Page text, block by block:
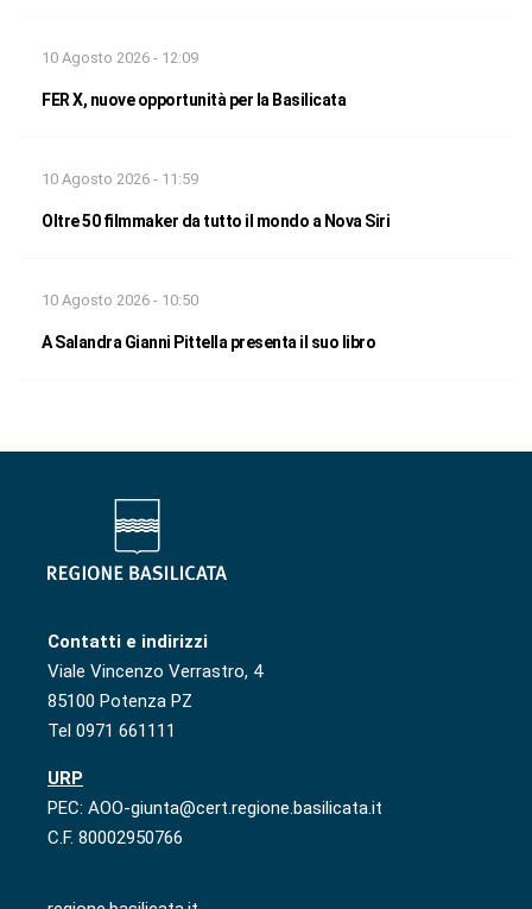
10 Agosto 2026 - 12:09
FER X, nuove opportunità per la Basilicata
10 Agosto 2026 - 11:59
Oltre 50 filmmaker da tutto il mondo a Nova Siri
10 Agosto 2026 - 10:50
A Salandra Gianni Pittella presenta il suo libro
Contatti e indirizzi
Viale Vincenzo Verrastro, 4
85100 Potenza PZ
Tel 0971 661111
URP
PEC: AOO-giunta@cert.regione.basilicata.it
C.F. 80002950766